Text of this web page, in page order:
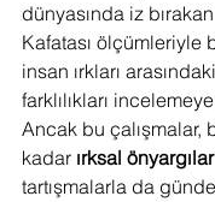
dünyasında iz
Kafatası ölçümleriyle
insan ırkları
farklılıkları incelemeye
Ancak bu çalışmalar,
kadar ırksal önyargılar
tartışmalarla da